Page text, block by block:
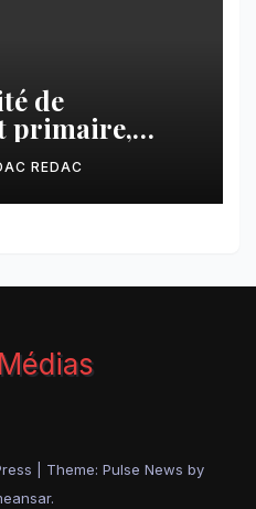
de
primaire,
réaffirmée
du
REDAC
Theme: Pulse News by
.